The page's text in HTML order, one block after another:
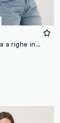
Camicia rossa a righe in pura viscosa con colletto classico regular fit